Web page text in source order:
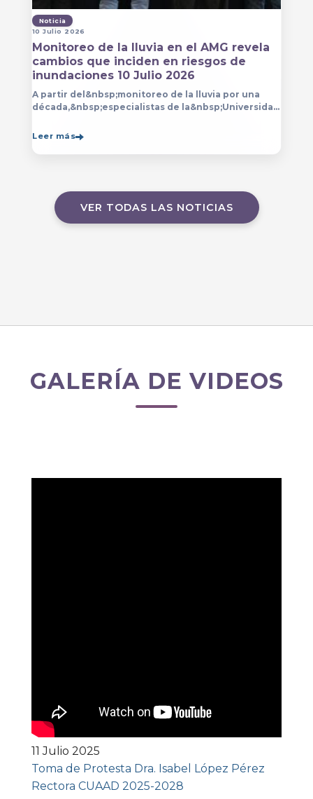
Noticia
10 Julio 2026
Monitoreo de la lluvia en el AMG revela
cambios que inciden en riesgos de
inundaciones 10 Julio 2026
A partir del&nbsp;monitoreo de la lluvia por una
década,&nbsp;especialistas de la&nbsp;Universidad
Leer más
VER TODAS LAS NOTICIAS
GALERÍA DE VIDEOS
11 Julio 2025
Toma de Protesta Dra. Isabel López Pérez
Rectora CUAAD 2025-2028